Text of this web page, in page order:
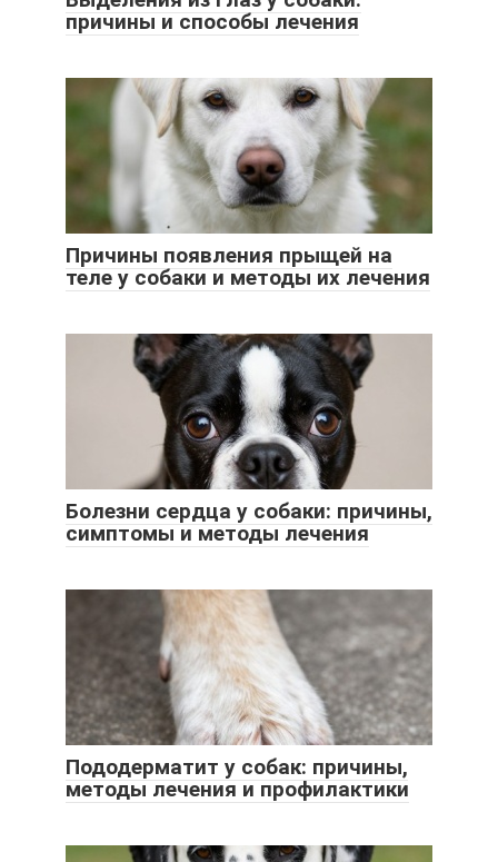
причины и способы лечения
Причины появления прыщей на
теле у собаки и методы их лечения
Болезни сердца у собаки: причины,
симптомы и методы лечения
Пододерматит у собак: причины,
методы лечения и профилактики